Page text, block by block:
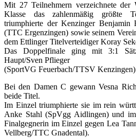
Mit 27 Teilnehmern verzeichnete der
Klasse das zahlenmäßig größte
triumphierte der Kenzinger Benjamin
(TTC Ergenzingen) sowie seinem
dem Ettlinger Titelverteidiger Koray
Das Doppelfinale ging mit 3:1
Haupt/Sven Pflieger
(SportVG Feuerbach/TTSV Kenzingen)
Bei den Damen C gewann Vesna
beide Titel.
Im Einzel triumphierte sie im rein
Anke Stahl (SpVgg Aidlingen) und
Finalgegnerin im Einzel gegen Lea
Vellberg/TTC Gnadental).